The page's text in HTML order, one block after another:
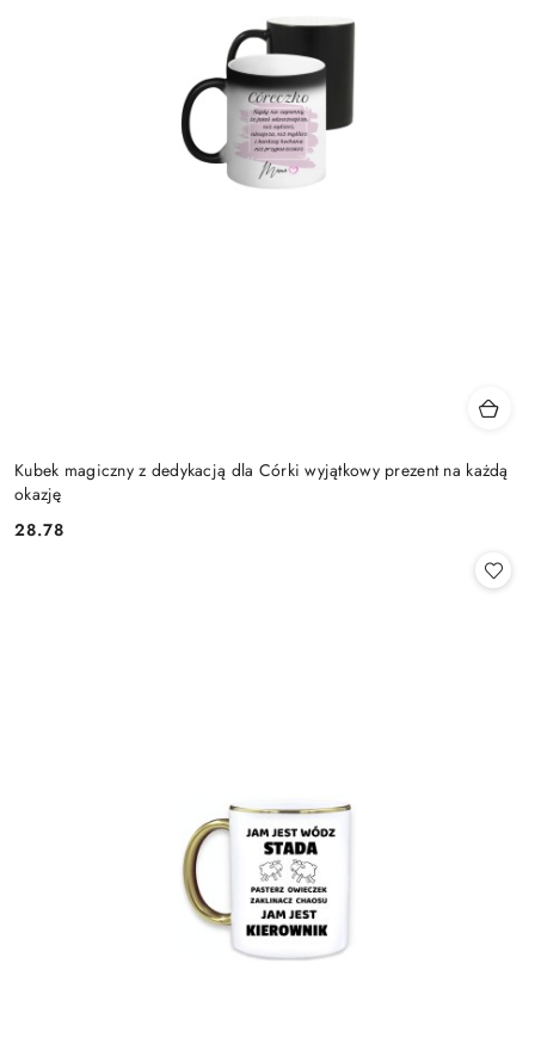
Kubek magiczny z dedykacją dla Córki wyjątkowy prezent na każdą
okazję
Cena:
28.78